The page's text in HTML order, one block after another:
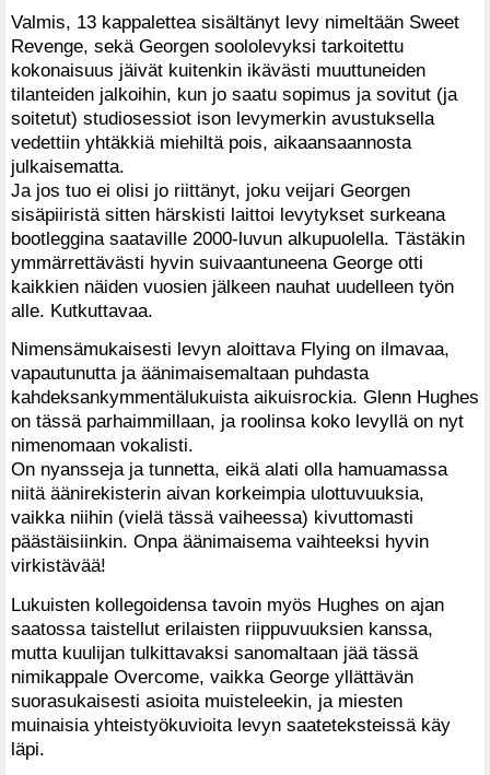
Valmis, 13 kappalettea sisältänyt levy nimeltään Sweet
Revenge, sekä Georgen soololevyksi tarkoitettu
kokonaisuus jäivät kuitenkin ikävästi muuttuneiden
tilanteiden jalkoihin, kun jo saatu sopimus ja sovitut (ja
soitetut) studiosessiot ison levymerkin avustuksella
vedettiin yhtäkkiä miehiltä pois, aikaansaannosta
julkaisematta.
Ja jos tuo ei olisi jo riittänyt, joku veijari Georgen
sisäpiiristä sitten härskisti laittoi levytykset surkeana
bootleggina saataville 2000-luvun alkupuolella. Tästäkin
ymmärrettävästi hyvin suivaantuneena George otti
kaikkien näiden vuosien jälkeen nauhat uudelleen työn
alle. Kutkuttavaa.
Nimensämukaisesti levyn aloittava Flying on ilmavaa,
vapautunutta ja äänimaisemaltaan puhdasta
kahdeksankymmentälukuista aikuisrockia. Glenn Hughes
on tässä parhaimmillaan, ja roolinsa koko levyllä on nyt
nimenomaan vokalisti.
On nyansseja ja tunnetta, eikä alati olla hamuamassa
niitä äänirekisterin aivan korkeimpia ulottuvuuksia,
vaikka niihin (vielä tässä vaiheessa) kivuttomasti
päästäisiinkin. Onpa äänimaisema vaihteeksi hyvin
virkistävää!
Lukuisten kollegoidensa tavoin myös Hughes on ajan
saatossa taistellut erilaisten riippuvuuksien kanssa,
mutta kuulijan tulkittavaksi sanomaltaan jää tässä
nimikappale Overcome, vaikka George yllättävän
suorasukaisesti asioita muisteleekin, ja miesten
muinaisia yhteistyökuvioita levyn saateteksteissä käy
läpi.